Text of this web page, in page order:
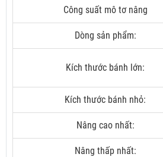
Công suất mô tơ nâng
Dòng sản phẩm:
Kích thước bánh lớn:
Kích thước bánh nhỏ:
Nâng cao nhất:
Nâng thấp nhất: